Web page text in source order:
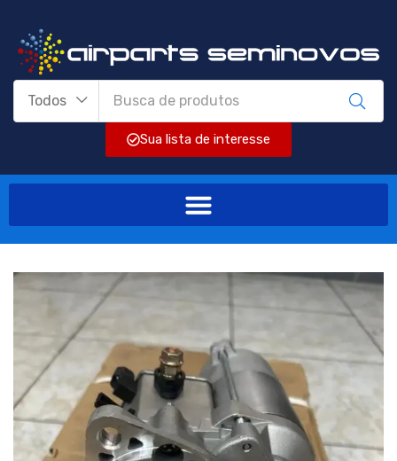
Todos
Sua lista de interesse